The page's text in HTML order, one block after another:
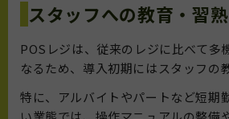
スタッフへの教育・習
POSレジは、従来のレジに比べて多
なるため、導入初期にはスタッフの
特に、アルバイトやパートなど短期